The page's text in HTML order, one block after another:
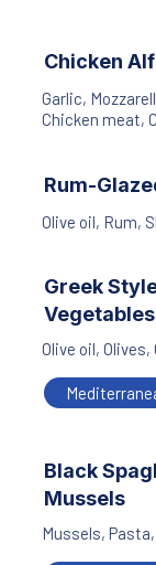
Chicken
Garlic,
Chicken meat,
Rum-
Olive oil, Rum,
Greek
Vegetables
Olive oil, Olives,
Black
Mussels
Mussels, Pasta,